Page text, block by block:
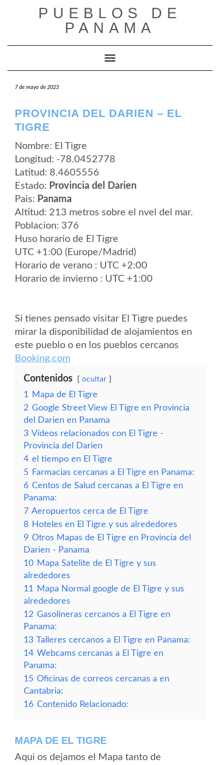
PUEBLOS DE
PANAMA
Cambiar modo de navegación
7 de mayo de 2023
PROVINCIA DEL DARIEN – EL
TIGRE
Nombre: El Tigre
Longitud: -78.0452778
Latitud: 8.4605556
Estado: Provincia del Darien
Pais: Panama
Altitud: 213 metros sobre el nvel del mar.
Poblacion: 376
Huso horario de El Tigre
UTC +1:00 (Europe/Madrid)
Horario de verano : UTC +2:00
Horario de invierno : UTC +1:00
Si tienes pensado visitar El Tigre puedes
mirar la disponibilidad de alojamientos en
este pueblo o en los pueblos cercanos
Booking.com
Contenidos ocultar
1
Mapa de El Tigre
2 Google Street View El Tigre en Provincia
del Darien en Panama
3 Vídeos relacionados con El Tigre -
Provincia del Darien
4 el tiempo en El Tigre
5 Farmacias cercanas a El Tigre en Panama:
6 Centos de Salud cercanas a El Tigre en
Panama:
7 Aeropuertos cerca de El Tigre
8 Hoteles en El Tigre y sus alrededores
9 Otros Mapas de El Tigre en Provincia del
Darien - Panama
10 Mapa Satelite de El Tigre y sus
alrededores
11
Mapa Normal google de El Tigre y sus
alrededores
12 Gasolineras cercanos a El Tigre en
Panama:
13 Talleres cercanos a El Tigre en Panama:
14 Webcams cercanas a El Tigre en
Panama:
15 Oficinas de correos cercanas a en
Cantabria:
16 Contenido Relacionado:
MAPA DE EL TIGRE
Aqui os dejamos el Mapa tanto de